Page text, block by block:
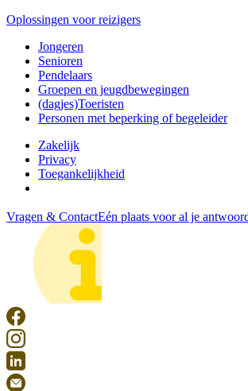
Oplossingen voor reizigers
Jongeren
Senioren
Pendelaars
Groepen en jeugdbewegingen
(dagjes)Toeristen
Personen met beperking of begeleider
Zakelijk
Privacy
Toegankelijkheid
Vragen & ContactEén plaats voor al je